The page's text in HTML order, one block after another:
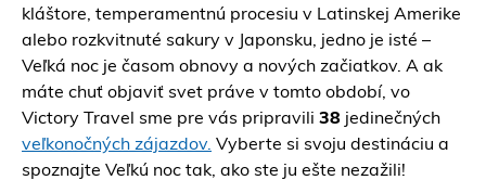
kláštore, temperamentnú procesiu v Latinskej Amerike
alebo rozkvitnuté sakury v Japonsku, jedno je isté –
Veľká noc je časom obnovy a nových začiatkov. A ak
máte chuť objaviť svet práve v tomto období, vo
Victory Travel sme pre vás pripravili 38 jedinečných
veľkonočných zájazdov. Vyberte si svoju destináciu a
spoznajte Veľkú noc tak, ako ste ju ešte nezažili!